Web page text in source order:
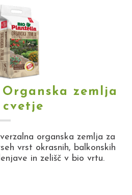
zemlja
organska zemlja za
vrst okrasnih, balkonskih
in zelišč v bio vrtu.